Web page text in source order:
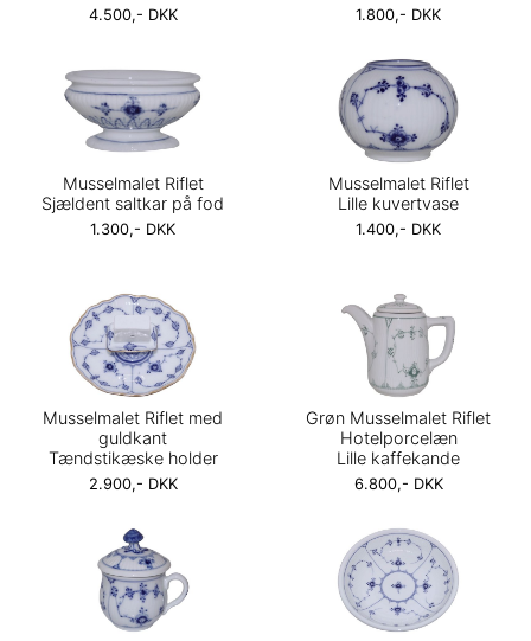
4.500,- DKK 1.800,- DKK
Musselmalet Riflet
Sjældent saltkar på fod
1.300,- DKK
Musselmalet Riflet
Lille kuvertvase
1.400,- DKK
Musselmalet Riflet med
guldkant
Tændstikæske holder
2.900,- DKK
Grøn Musselmalet Riflet
Hotelporcelæn
Lille kaffekande
6.800,- DKK